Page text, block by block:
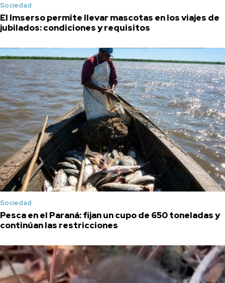
Sociedad
El Imserso permite llevar mascotas en los viajes de
jubilados: condiciones y requisitos
Sociedad
Pesca en el Paraná: fijan un cupo de 650 toneladas y
continúan las restricciones